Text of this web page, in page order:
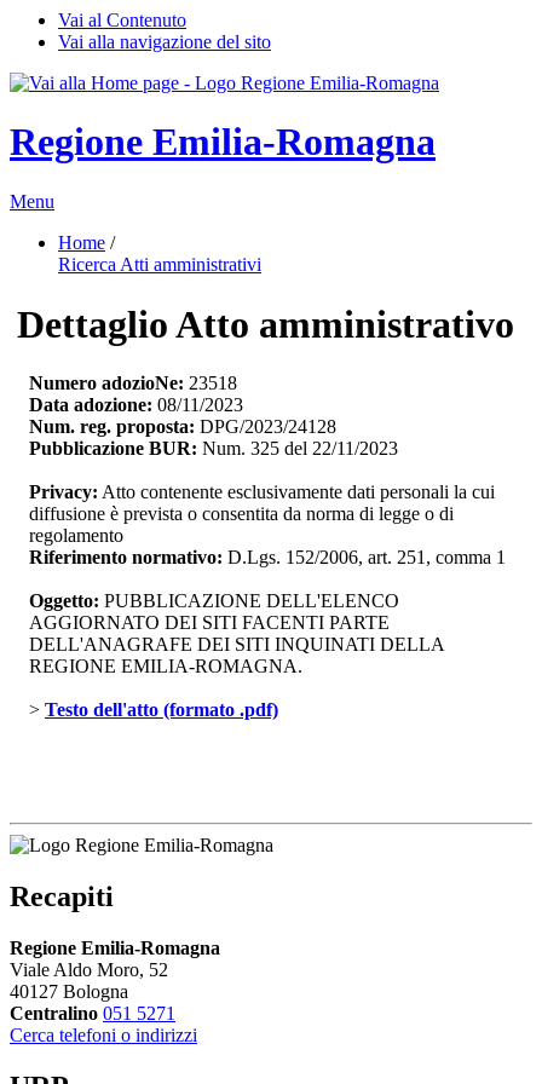
Vai al Contenuto
Vai alla navigazione del sito
Regione Emilia-Romagna
Menu
Home /
Ricerca Atti amministrativi
Dettaglio Atto amministrativo
Numero adozioNe: 23518
Data adozione: 08/11/2023
Num. reg. proposta: DPG/2023/24128
Pubblicazione BUR: Num. 325 del 22/11/2023
Privacy: Atto contenente esclusivamente dati personali la cui
diffusione è prevista o consentita da norma di legge o di
regolamento
Riferimento normativo: D.Lgs. 152/2006, art. 251, comma 1
Oggetto: PUBBLICAZIONE DELL'ELENCO
AGGIORNATO DEI SITI FACENTI PARTE
DELL'ANAGRAFE DEI SITI INQUINATI DELLA
REGIONE EMILIA-ROMAGNA.
> Testo dell'atto (formato .pdf)
Recapiti
Regione Emilia-Romagna
Viale Aldo Moro, 52
40127 Bologna
Centralino 051 5271
Cerca telefoni o indirizzi